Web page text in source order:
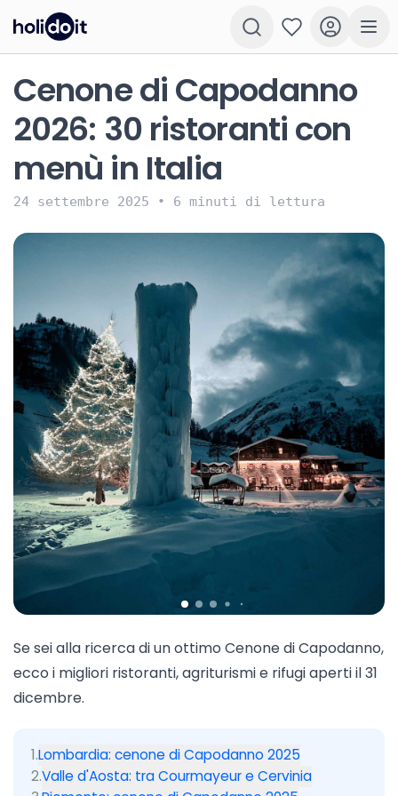
Cenone di Capodanno
2026: 30 ristoranti con
menù in Italia
24 settembre 2025 • 6 minuti di lettura
Se sei alla ricerca di un ottimo Cenone di Capodanno,
ecco i migliori ristoranti, agriturismi e rifugi aperti il 31
dicembre.
1.Lombardia: cenone di Capodanno 2025
2.Valle d'Aosta: tra Courmayeur e Cervinia